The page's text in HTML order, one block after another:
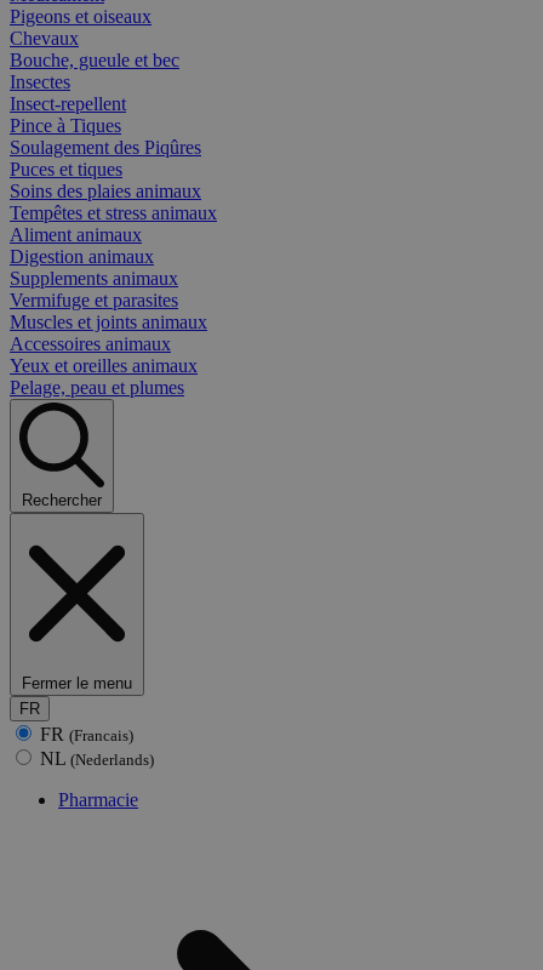
Pigeons et oiseaux
Chevaux
Bouche, gueule et bec
Insectes
Insect-repellent
Pince à Tiques
Soulagement des Piqûres
Puces et tiques
Soins des plaies animaux
Tempêtes et stress animaux
Aliment animaux
Digestion animaux
Supplements animaux
Vermifuge et parasites
Muscles et joints animaux
Accessoires animaux
Yeux et oreilles animaux
Pelage, peau et plumes
Rechercher
Fermer le menu
FR
FR (Francais)
NL (Nederlands)
Pharmacie